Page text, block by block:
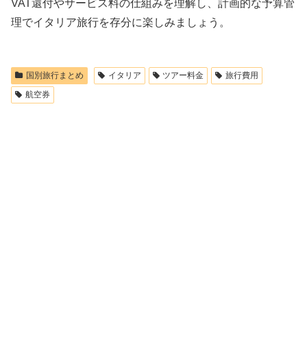
VAT還付やサービス料の仕組みを理解し、計画的な予算管
理でイタリア旅行を存分に楽しみましょう。
国別旅行まとめ イタリア ツアー料金
旅行費用
航空券